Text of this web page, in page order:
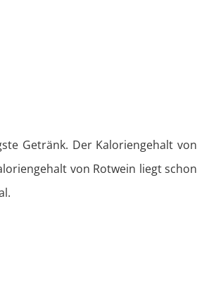
Getränk. Der Kaloriengehalt von
von Rotwein liegt schon